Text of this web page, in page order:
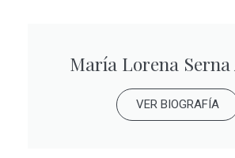
María Lorena Serna
VER BIOGRAFÍA